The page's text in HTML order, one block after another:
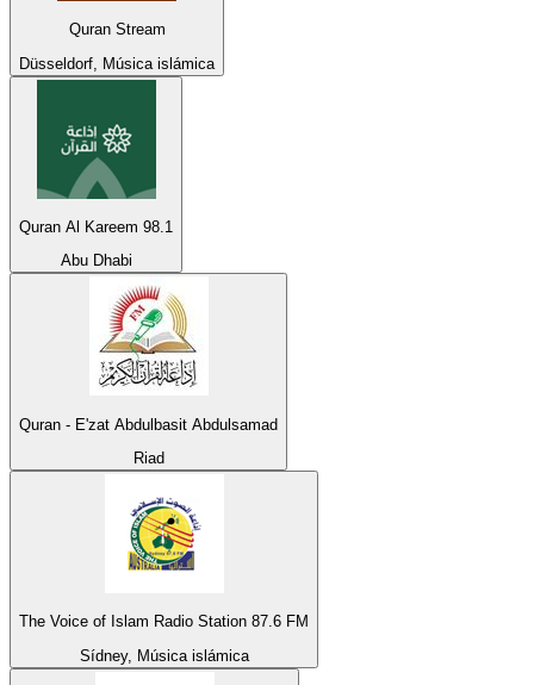
Quran Stream
Düsseldorf, Música islámica
Quran Al Kareem 98.1
Abu Dhabi
Quran - E'zat Abdulbasit Abdulsamad
Riad
The Voice of Islam Radio Station 87.6 FM
Sídney, Música islámica